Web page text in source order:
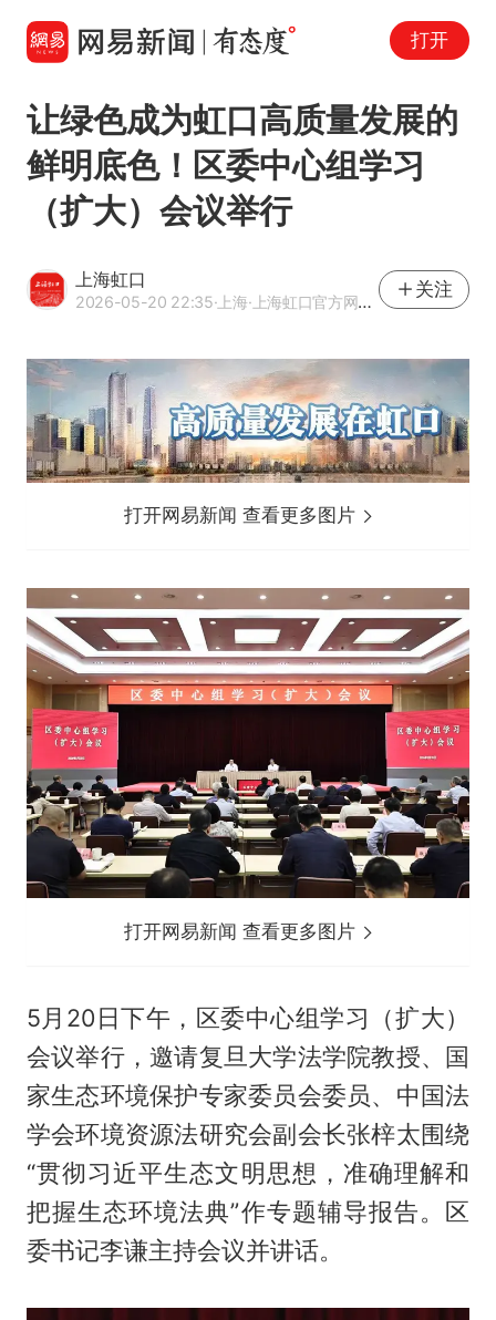
打开
让绿色成为虹口高质量发展的
鲜明底色！区委中心组学习
（扩大）会议举行
上海虹口
2026-05-20 22:35·上海·上海虹口官方网易号
关注
打开网易新闻 查看更多图片
打开网易新闻 查看更多图片
5月20日下午，区委中心组学习（扩大）
会议举行，邀请复旦大学法学院教授、国
家生态环境保护专家委员会委员、中国法
学会环境资源法研究会副会长张梓太围绕
“贯彻习近平生态文明思想，准确理解和
把握生态环境法典”作专题辅导报告。区
委书记李谦主持会议并讲话。